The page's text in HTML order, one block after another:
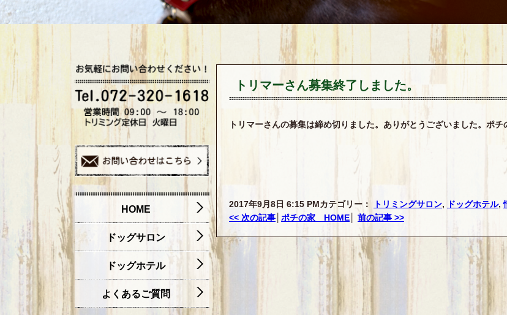
トリマーさん募集終了しました。
トリマーさんの募集は締め切りました。ありがとうございました。ポ
2017年9月8日 6:15 PMカテゴリー： トリミングサロン, ドッグホテル,
<< 次の記事 ポチの家 HOME 前の記事 >>
HOME
ドッグサロン
ドッグホテル
よくあるご質問